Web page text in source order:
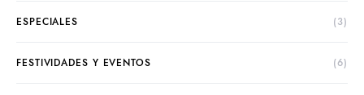
ESPECIALES (3)
FESTIVIDADES Y EVENTOS (6)